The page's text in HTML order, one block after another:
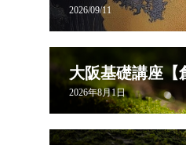
2026/09/11
2026年8月1日